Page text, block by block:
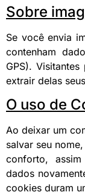
Sobre
Se você envia
contenham
GPS).
extrair delas
O uso de
Ao deixar um
salvar seu
conforto,
dados
cookies duram